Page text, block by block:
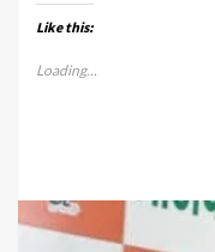
Like this:
Loading...